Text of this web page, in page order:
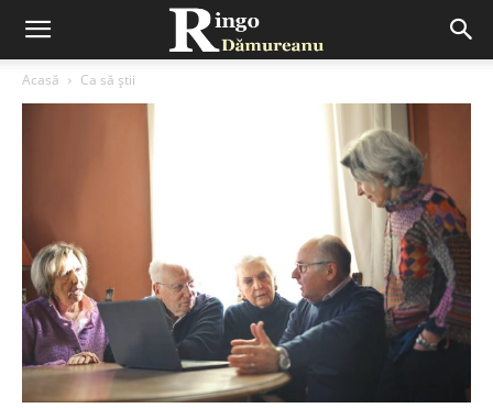
Acasă Ca să știi